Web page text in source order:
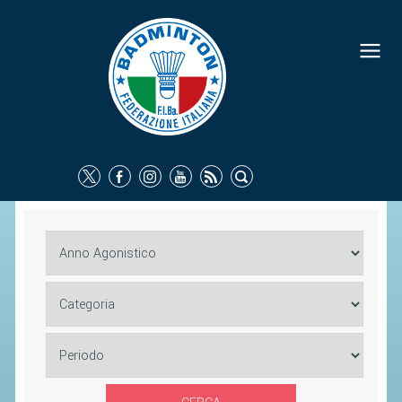
FEDERAZIONE
IDENTITÀ
COMMISSIONI FEDERALI
ORGANI TERRITORIALI
SOCIETÀ SPORTIVE
TUTELA DELLA SALUTE -
COMUNICAZIONE E MARKETING